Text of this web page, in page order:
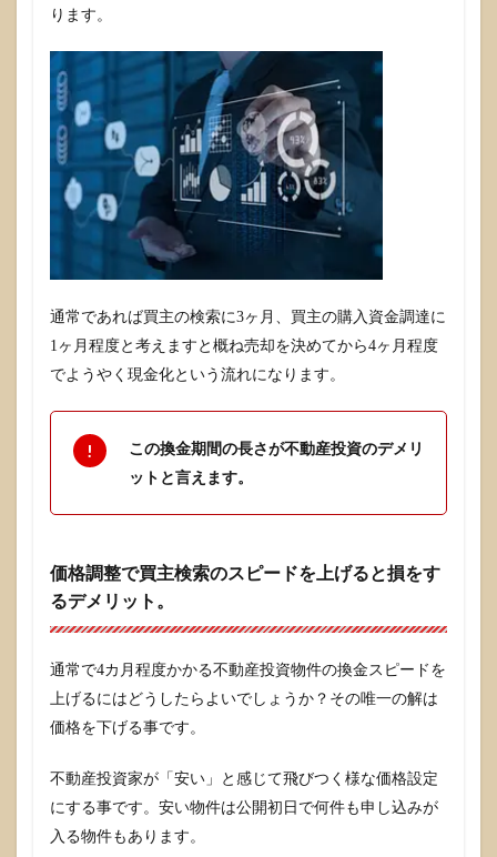
ト
産投
資の
デメ
リッ
ト回
避の
特効
薬は
を考
い
事！
保有
リッ
トは
回復
リス
ク
長期
間空
室に
なる
シュ
フロ
圧迫
ります。
通常であれば買主の検索に3ヶ月、買主の購入資金調達に
1ヶ月程度と考えますと概ね売却を決めてから4ヶ月程度
でようやく現金化という流れになります。
この換金期間の長さが不動産投資のデメリ
ットと言えます。
価格調整で買主検索のスピードを上げると損をす
るデメリット。
通常で4カ月程度かかる不動産投資物件の換金スピードを
上げるにはどうしたらよいでしょうか？その唯一の解は
価格を下げる事です。
不動産投資家が「安い」と感じて飛びつく様な価格設定
にする事です。安い物件は公開初日で何件も申し込みが
入る物件もあります。